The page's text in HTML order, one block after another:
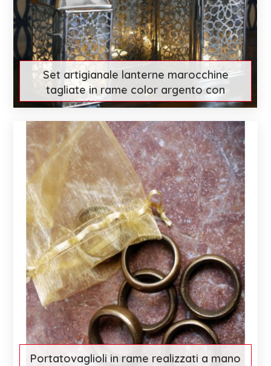
Set artigianale lanterne marocchine
tagliate in rame color argento con
disegno geometrico
€ 158 Scopri di più
Portatovaglioli in rame realizzati a mano